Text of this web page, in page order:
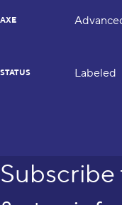
AXE
STATUS Labeled